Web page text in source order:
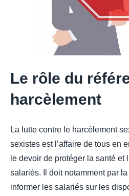
Le rôle du
harcèlement
La lutte contre le harcèlement
sexistes est l’affaire de tous en
le devoir de protéger la santé et
salariés. Il doit notamment par
informer les salariés sur les